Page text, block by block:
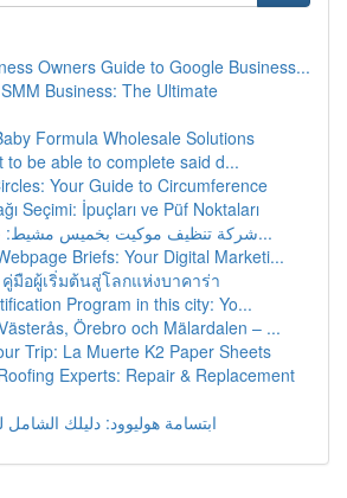
Owners Guide to Google Business...
Business: The Ultimate
Formula Wholesale Solutions
to be able to complete said d...
Your Guide to Circumference
Seçimi: İpuçları ve Püf Noktaları
شركة تنظيف موكيت بخميس مشيط: جودة واداء ع...
Briefs: Your Digital Marketi...
คู่มือผู้เริ่มต้นสู่โลกแห่งบาคาร่า
Program in this city: Yo...
Örebro och Mälardalen – ...
Trip: La Muerte K2 Paper Sheets
Experts: Repair & Replacement
ابتسامة هوليوود: دليلك الشامل